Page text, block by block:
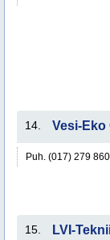
14. Vesi-Eko
Puh. (017) 279
15. LVI-